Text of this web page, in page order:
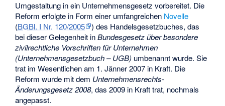
Umgestaltung in ein Unternehmensgesetz vorbereitet. Die
Reform erfolgte in Form einer umfangreichen Novelle
(BGBl. I Nr. 120/2005
) des Handelsgesetzbuches, das
bei dieser Gelegenheit inBundesgesetz über besondere
zivilrechtliche Vorschriften für Unternehmen
(Unternehmensgesetzbuch – UGB) umbenannt wurde. Sie
trat im Wesentlichen am 1. Jänner 2007 in Kraft. Die
Reform wurde mit dem Unternehmensrechts-
Änderungsgesetz 2008, das 2009 in Kraft trat, nochmals
angepasst.